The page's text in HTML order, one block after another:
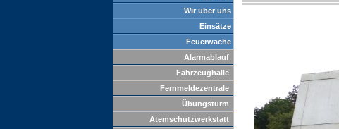
Wir über uns
Einsätze
Feuerwache
Alarmablauf
Fahrzeughalle
Fernmeldezentrale
Übungsturm
Atemschutzwerkstatt